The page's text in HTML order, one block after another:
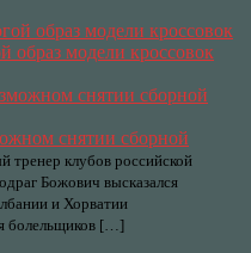
образ модели кроссовок
снятии сборной
тренер клубов российской
Божович высказался
и Хорватии
болельщиков […]